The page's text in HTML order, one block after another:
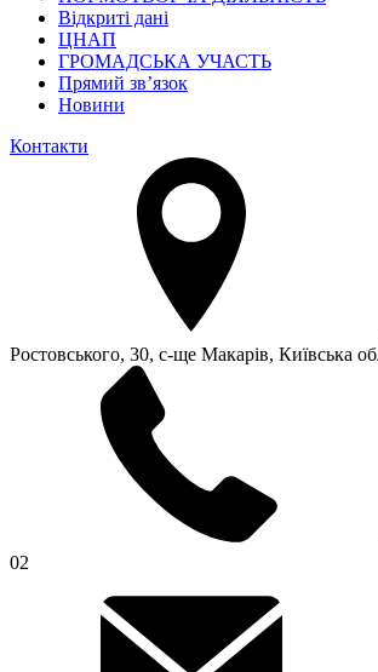
Відкриті дані
ЦНАП
ГРОМАДСЬКА УЧАСТЬ
Прямий зв’язок
Новини
Контакти
Ростовського, 30, с-ще Макарів, Київська
02